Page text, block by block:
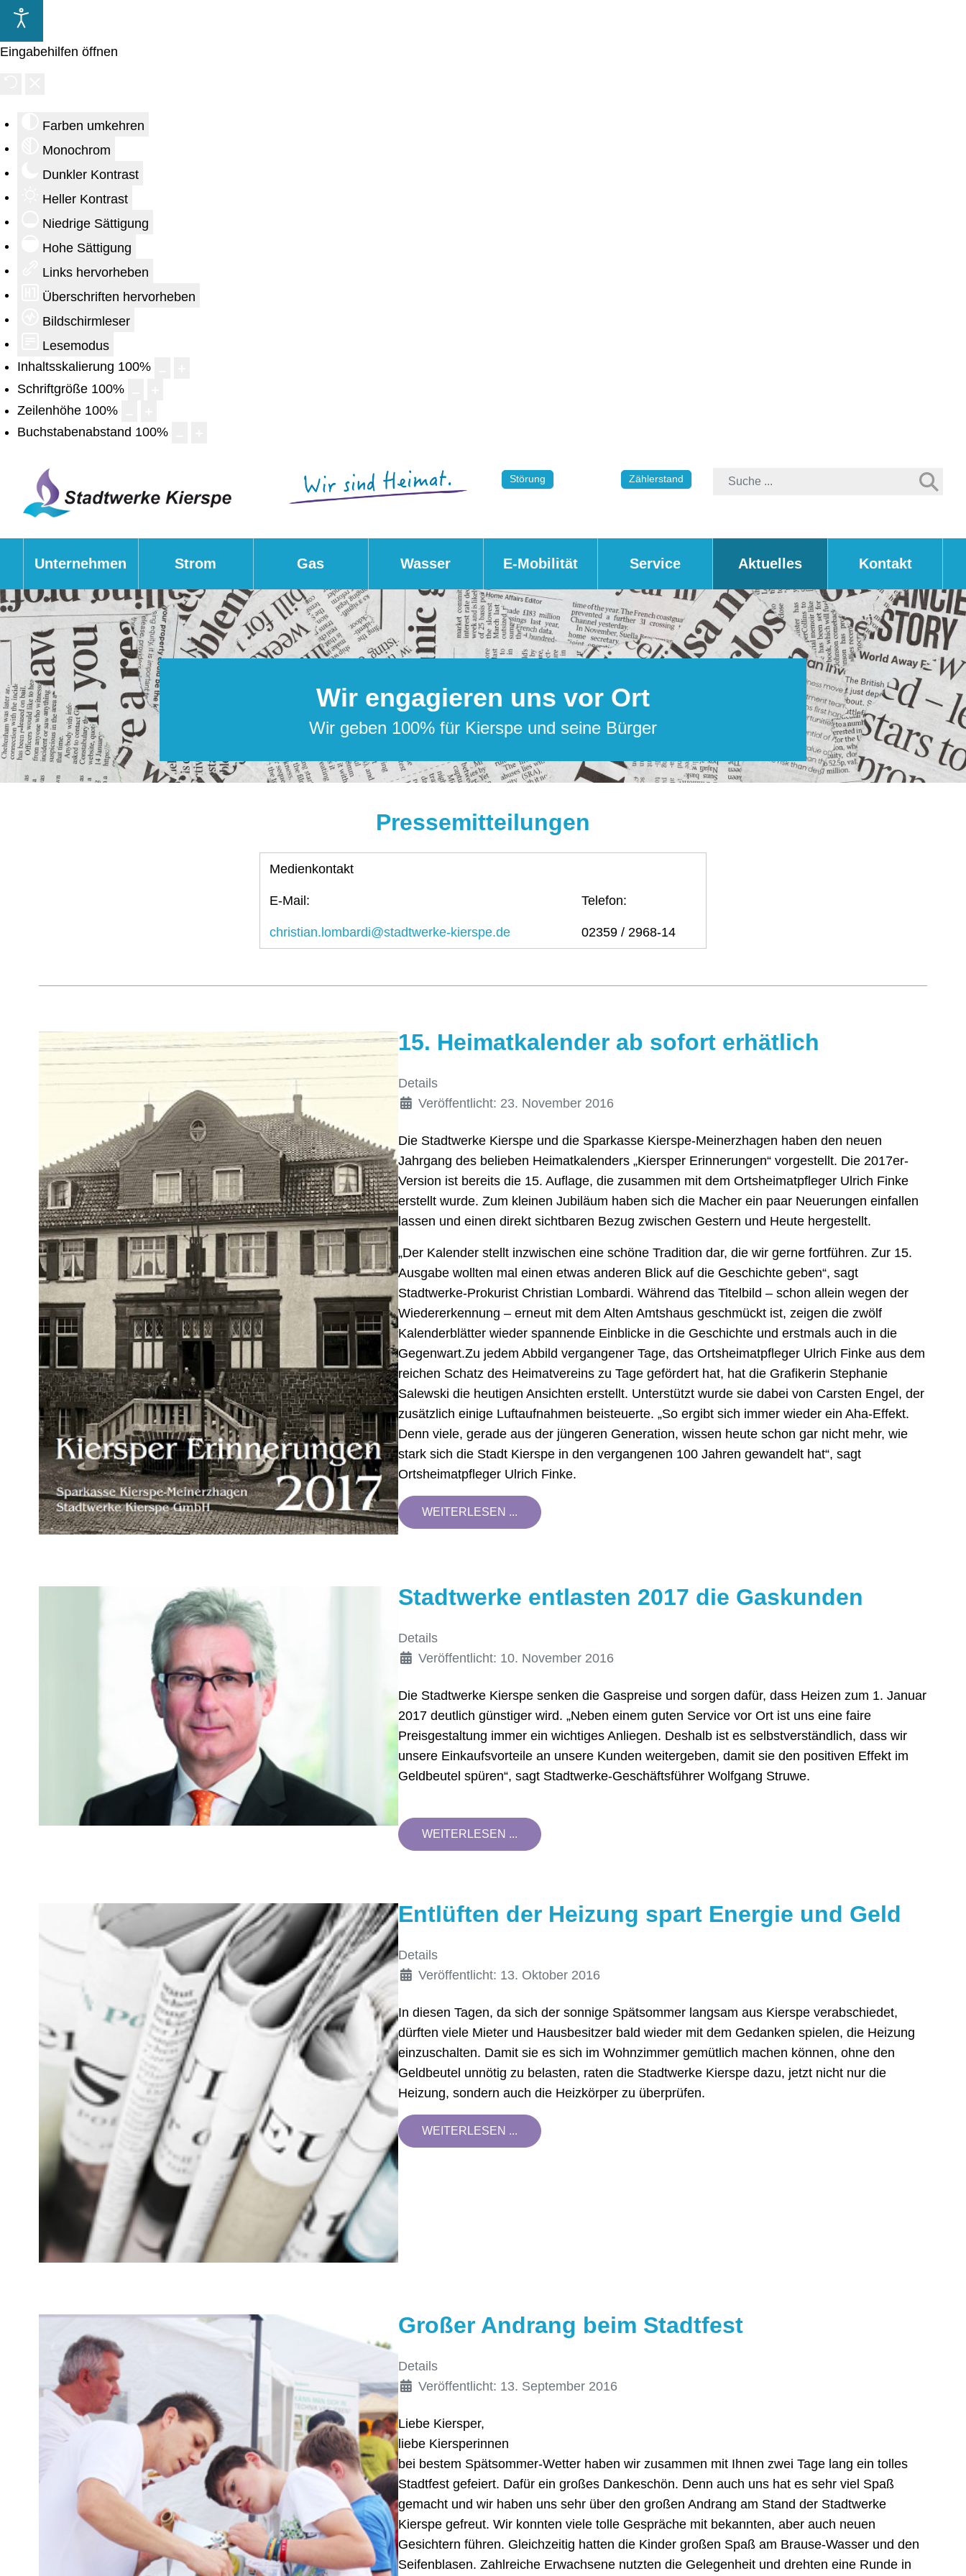
Eingabehilfen öffnen
Farben umkehren
Monochrom
Dunkler Kontrast
Heller Kontrast
Niedrige Sättigung
Hohe Sättigung
Links hervorheben
Überschriften hervorheben
Bildschirmleser
Lesemodus
Inhaltsskalierung 100%
Schriftgröße 100%
Zeilenhöhe 100%
Buchstabenabstand 100%
Störung Zählerstand
Unternehmen Strom Gas Wasser E-Mobilität Service Aktuelles Kontakt
Wir engagieren uns vor Ort
Wir geben 100% für Kierspe und seine Bürger
Pressemitteilungen
Medienkontakt
E-Mail: Telefon:
christian.lombardi@stadtwerke-kierspe.de 02359 / 2968-14
15. Heimatkalender ab sofort erhätlich
Details
Veröffentlicht: 23. November 2016
Die Stadtwerke Kierspe und die Sparkasse Kierspe-Meinerzhagen haben den neuen
Jahrgang des belieben Heimatkalenders „Kiersper Erinnerungen“ vorgestellt. Die 2017er-
Version ist bereits die 15. Auflage, die zusammen mit dem Ortsheimatpfleger Ulrich Finke
erstellt wurde. Zum kleinen Jubiläum haben sich die Macher ein paar Neuerungen einfallen
lassen und einen direkt sichtbaren Bezug zwischen Gestern und Heute hergestellt.
„Der Kalender stellt inzwischen eine schöne Tradition dar, die wir gerne fortführen. Zur 15.
Ausgabe wollten mal einen etwas anderen Blick auf die Geschichte geben“, sagt
Stadtwerke-Prokurist Christian Lombardi. Während das Titelbild – schon allein wegen der
Wiedererkennung – erneut mit dem Alten Amtshaus geschmückt ist, zeigen die zwölf
Kalenderblätter wieder spannende Einblicke in die Geschichte und erstmals auch in die
Gegenwart.Zu jedem Abbild vergangener Tage, das Ortsheimatpfleger Ulrich Finke aus dem
reichen Schatz des Heimatvereins zu Tage gefördert hat, hat die Grafikerin Stephanie
Salewski die heutigen Ansichten erstellt. Unterstützt wurde sie dabei von Carsten Engel, der
zusätzlich einige Luftaufnahmen beisteuerte. „So ergibt sich immer wieder ein Aha-Effekt.
Denn viele, gerade aus der jüngeren Generation, wissen heute schon gar nicht mehr, wie
stark sich die Stadt Kierspe in den vergangenen 100 Jahren gewandelt hat“, sagt
Ortsheimatpfleger Ulrich Finke.
WEITERLESEN ...
Stadtwerke entlasten 2017 die Gaskunden
Details
Veröffentlicht: 10. November 2016
Die Stadtwerke Kierspe senken die Gaspreise und sorgen dafür, dass Heizen zum 1. Januar
2017 deutlich günstiger wird. „Neben einem guten Service vor Ort ist uns eine faire
Preisgestaltung immer ein wichtiges Anliegen. Deshalb ist es selbstverständlich, dass wir
unsere Einkaufsvorteile an unsere Kunden weitergeben, damit sie den positiven Effekt im
Geldbeutel spüren“, sagt Stadtwerke-Geschäftsführer Wolfgang Struwe.
WEITERLESEN ...
Entlüften der Heizung spart Energie und Geld
Details
Veröffentlicht: 13. Oktober 2016
In diesen Tagen, da sich der sonnige Spätsommer langsam aus Kierspe verabschiedet,
dürften viele Mieter und Hausbesitzer bald wieder mit dem Gedanken spielen, die Heizung
einzuschalten. Damit sie es sich im Wohnzimmer gemütlich machen können, ohne den
Geldbeutel unnötig zu belasten, raten die Stadtwerke Kierspe dazu, jetzt nicht nur die
Heizung, sondern auch die Heizkörper zu überprüfen.
WEITERLESEN ...
Großer Andrang beim Stadtfest
Details
Veröffentlicht: 13. September 2016
Liebe Kiersper,
liebe Kiersperinnen
bei bestem Spätsommer-Wetter haben wir zusammen mit Ihnen zwei Tage lang ein tolles
Stadtfest gefeiert. Dafür ein großes Dankeschön. Denn auch uns hat es sehr viel Spaß
gemacht und wir haben uns sehr über den großen Andrang am Stand der Stadtwerke
Kierspe gefreut. Wir konnten viele tolle Gespräche mit bekannten, aber auch neuen
Gesichtern führen. Gleichzeitig hatten die Kinder großen Spaß am Brause-Wasser und den
Seifenblasen. Zahlreiche Erwachsene nutzten die Gelegenheit und drehten eine Runde in